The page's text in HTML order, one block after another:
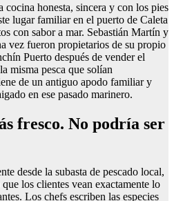
cocina honesta, sincera y con los pies
lugar familiar en el puerto de Caleta
con sabor a mar. Sebastián Martín y
vez fueron propietarios de su propio
Puerto después de vender el
misma pesca que solían
de un antiguo apodo familiar y
en ese pasado marinero.
fresco. No podría ser
desde la subasta de pescado local,
los clientes vean exactamente lo
Los chefs escriben las especies